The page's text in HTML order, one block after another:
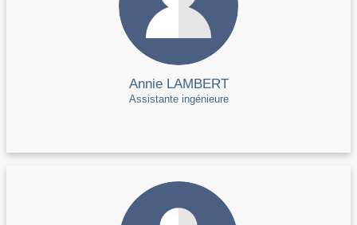
Annie LAMBERT
Assistante ingénieure